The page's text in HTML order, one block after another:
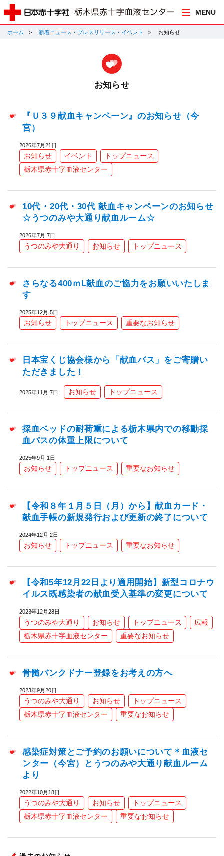
MENU
ホーム 新着ニュース・プレスリリース・イベント お知らせ
お知らせ
『Ｕ３９献血キャンペーン』のお知らせ（今
宮）
2026年7月21日
お知らせ イベント
トップニュース
栃木県赤十字血液センター
10代・20代・30代 献血キャンペーンのお知らせ
☆うつのみや大通り献血ルーム☆
2026年7月 7日
うつのみや大通り お知らせ トップニュース
さらなる400ｍL献血のご協力をお願いいたしま
す
2025年12月 5日
お知らせ トップニュース 重要なお知らせ
日本宝くじ協会様から「献血バス」をご寄贈い
ただきました！
2025年11月 7日 お知らせ トップニュース
採血ベッドの耐荷重による栃木県内での移動採
血バスの体重上限について
2025年9月 1日
お知らせ トップニュース 重要なお知らせ
【令和８年１月５日（月）から】献血カード・
献血手帳の新規発行および更新の終了について
2024年12月 2日
お知らせ トップニュース 重要なお知らせ
【令和5年12月22日より適用開始】新型コロナウ
イルス既感染者の献血受入基準の変更について
2023年12月28日
うつのみや大通り お知らせ トップニュース
広報
栃木県赤十字血液センター
重要なお知らせ
骨髄バンクドナー登録をお考えの方へ
2023年9月20日
うつのみや大通り お知らせ
トップニュース
栃木県赤十字血液センター
重要なお知らせ
感染症対策とご予約のお願いについて＊血液セ
ンター（今宮）とうつのみや大通り献血ルーム
より
2022年10月18日
うつのみや大通り お知らせ
トップニュース
栃木県赤十字血液センター
重要なお知らせ